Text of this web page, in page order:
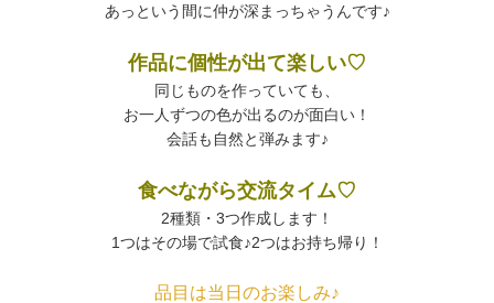
あっという間に仲が深まっちゃうんです♪
作品に個性が出て楽しい♡
同じものを作っていても、
お一人ずつの色が出るのが面白い！
会話も自然と弾みます♪
食べながら交流タイム♡
2種類・3つ作成します！
1つはその場で試食♪2つはお持ち帰り！
品目は当日のお楽しみ♪